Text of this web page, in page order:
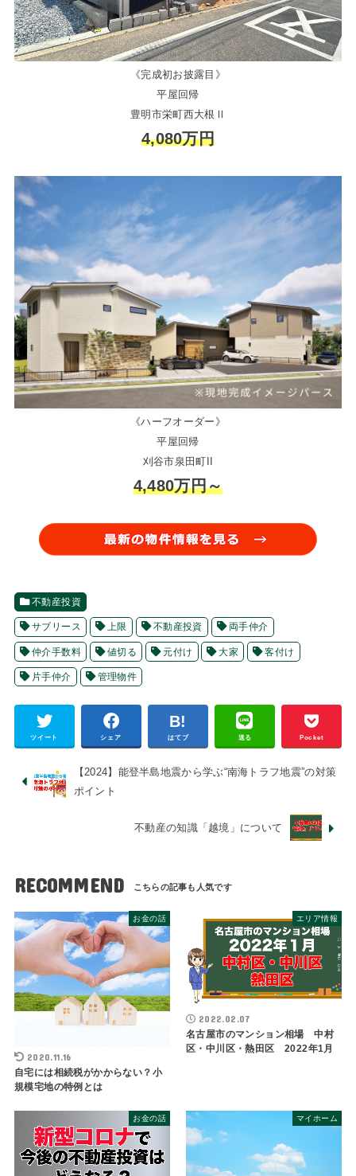
《完成初お披露目》
平屋回帰
豊明市栄町西大根Ⅱ
4,080万円
《ハーフオーダー》
平屋回帰
刈谷市泉田町II
4,480万円～
不動産投資
サブリース 上限 不動産投資 両手仲介
仲介手数料 値切る 元付け 大家 客付け
片手仲介 管理物件
ツイート シェア はてブ 送る Pocket
【2024】能登半島地震から学ぶ“南海トラフ地震”の対策
ポイント
不動産の知識「越境」について
RECOMMEND
お金の話
2020.11.16
自宅には相続税がかからない？小
規模宅地の特例とは
エリア情報
2022.02.07
名古屋市のマンション相場 中村
区・中川区・熱田区 2022年1月
お金の話 マイホーム